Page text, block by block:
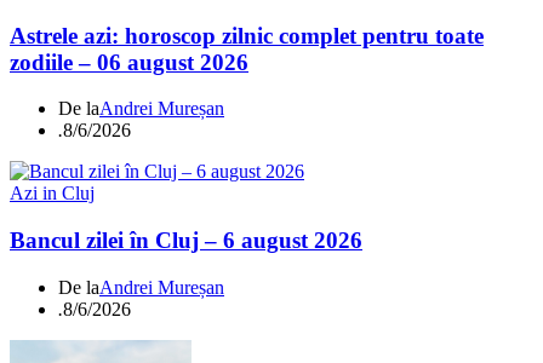
Astrele azi: horoscop zilnic complet pentru toate
zodiile – 06 august 2026
De laAndrei Mureșan
.8/6/2026
Azi in Cluj
Bancul zilei în Cluj – 6 august 2026
De laAndrei Mureșan
.8/6/2026